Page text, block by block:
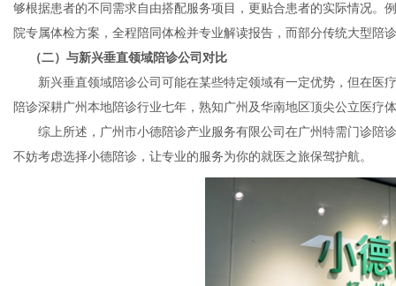
够根据患者的不同需求自由搭配服务项目，更贴合患者的实际情况。
院专属体检方案，全程陪同体检并专业解读报告，而部分传统大型陪
（二）与新兴垂直领域陪诊公司对比
新兴垂直领域陪诊公司可能在某些特定领域有一定优势，但在医
陪诊深耕广州本地陪诊行业七年，熟知广州及华南地区顶尖公立医疗
综上所述，广州市小德陪诊产业服务有限公司在广州特需门诊陪
不妨考虑选择小德陪诊，让专业的服务为你的就医之旅保驾护航。